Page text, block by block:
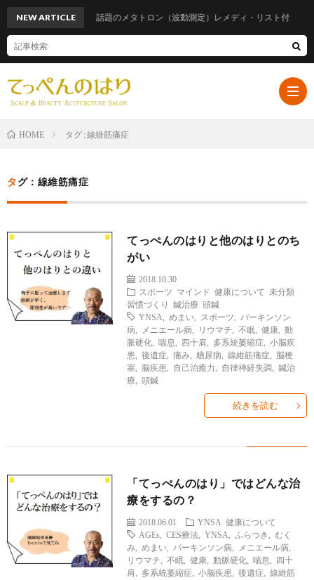
ー
ム
プ
ロ
ル
遠
は
治
グ
NEW ARTICLE 話題のメタトロン（波動測定）レメディ・リスト付
HOME タグ : 線維筋痛症
タグ：線維筋痛症
てっぺんのはりと他のはりとのち
がい
2018.10.30
スポーツ
マインド 健康について
未分類
習慣づくり
鍼治療
頭鍼
YNSA
,めまい スポーツ
パーキンソン
病
メニエール病 リウマチ ,不眠 ,健康 ,動
脈硬化
,喘息 四十肩 多系統萎縮症 ,小脳疾
患
,後遺症 ,痛み ,糖尿病 ,線維筋痛症
脳梗
塞
脳疾患 自己治癒力 自律神経失調 ,鍼治
療
,頭鍼
続きを読む
「てっぺんのはり」ではどんな治
療をするの？
2018.06.01 YNSA
健康について
AGEs
,CES療法 ,YNSA ふらつき ,むく
み
,めまい パーキンソン病 メニエール病
リウマチ
,不眠 ,健康 ,動脈硬化 ,喘息
四十
肩
多系統萎縮症 ,小脳疾患 ,後遺症 ,線維筋